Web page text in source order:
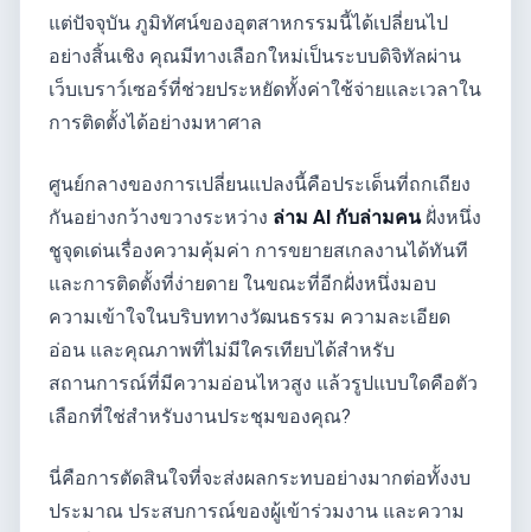
แต่ปัจจุบัน ภูมิทัศน์ของอุตสาหกรรมนี้ได้เปลี่ยนไป
อย่างสิ้นเชิง คุณมีทางเลือกใหม่เป็นระบบดิจิทัลผ่าน
เว็บเบราว์เซอร์ที่ช่วยประหยัดทั้งค่าใช้จ่ายและเวลาใน
การติดตั้งได้อย่างมหาศาล
ศูนย์กลางของการเปลี่ยนแปลงนี้คือประเด็นที่ถกเถียง
กันอย่างกว้างขวางระหว่าง ล่าม AI กับล่ามคนฝั่งหนึ่ง
ชูจุดเด่นเรื่องความคุ้มค่า การขยายสเกลงานได้ทันที
และการติดตั้งที่ง่ายดาย ในขณะที่อีกฝั่งหนึ่งมอบ
ความเข้าใจในบริบททางวัฒนธรรม ความละเอียด
อ่อน และคุณภาพที่ไม่มีใครเทียบได้สำหรับ
สถานการณ์ที่มีความอ่อนไหวสูง แล้วรูปแบบใดคือตัว
เลือกที่ใช่สำหรับงานประชุมของคุณ?
นี่คือการตัดสินใจที่จะส่งผลกระทบอย่างมากต่อทั้งงบ
ประมาณ ประสบการณ์ของผู้เข้าร่วมงาน และความ